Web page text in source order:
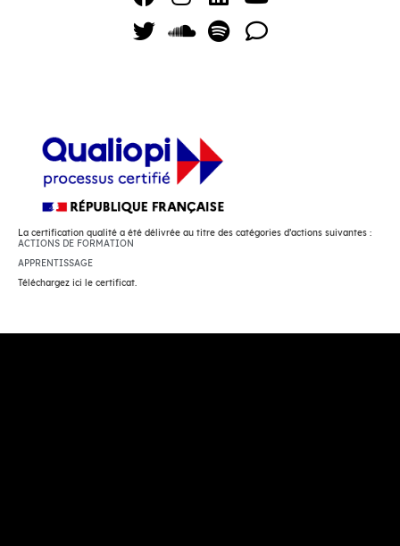
La certification qualité a été délivrée au titre des catégories d’actions suivantes :
ACTIONS DE FORMATION
APPRENTISSAGE
Téléchargez ici le certificat.